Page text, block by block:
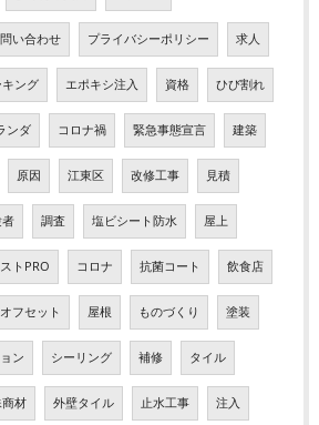
い合わせ プライバシーポリシー 求人
キング エポキシ注入 資格 ひび割れ
ンダ コロナ禍 緊急事態宣言 建築
原因 江東区 改修工事 見積
調査 塩ビシート防水 屋上
トPRO コロナ 抗菌コート 飲食店
フセット 屋根 ものづくり 塗装
ン シーリング 補修 タイル
材 外壁タイル 止水工事 注入